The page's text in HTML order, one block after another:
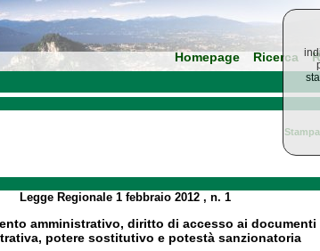
Homepage Ricerca
Stampa
Legge Regionale1 febbraio 2012, n. 1
amministrativo, diritto di accesso ai
potere sostitutivo e potestà sanzionatoria